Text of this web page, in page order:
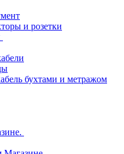
и розетки
бухтами и метражом